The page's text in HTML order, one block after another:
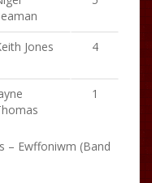
Jones 4
1
– Ewffoniwm (Band